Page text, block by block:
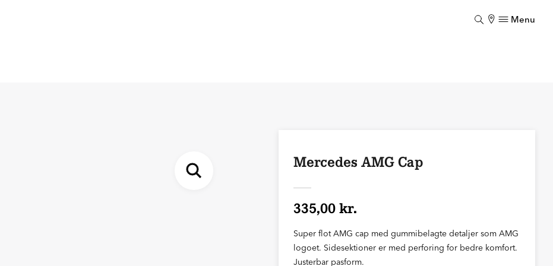
Menu
Mercedes AMG Cap
335,00 kr.
Super flot AMG cap med gummibelagte detaljer som AMG
logoet. Sidesektioner er med perforing for bedre komfort.
Justerbar pasform.